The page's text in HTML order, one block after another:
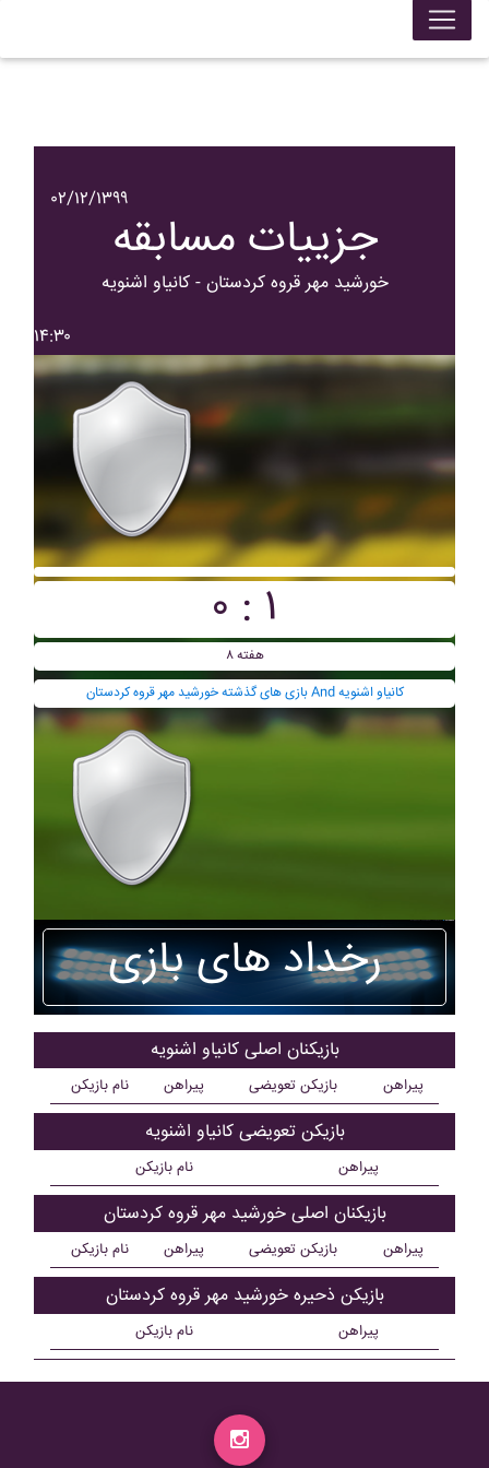
۰۲/۱۲/۱۳۹۹
جزییات مسابقه
خورشيد مهر قروه کردستان - کانياو اشنويه
۱۴:۳۰
۰ : ۱
هفته ۸
بازی های گذشته خورشيد مهر قروه کردستان And کانياو اشنويه
رخداد های بازی
بازیکنان اصلی کانياو اشنويه
نام بازیکن پیراهن بازیکن تعویضی پیراهن
بازیکن تعویضی کانياو اشنويه
نام بازیکن پیراهن
بازیکنان اصلی خورشيد مهر قروه کردستان
نام بازیکن پیراهن بازیکن تعویضی پیراهن
بازیکن ذحیره خورشيد مهر قروه کردستان
نام بازیکن پیراهن